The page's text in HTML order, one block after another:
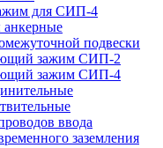
для СИП-4
подвески
зажим СИП-2
зажим СИП-4
ввода
заземления